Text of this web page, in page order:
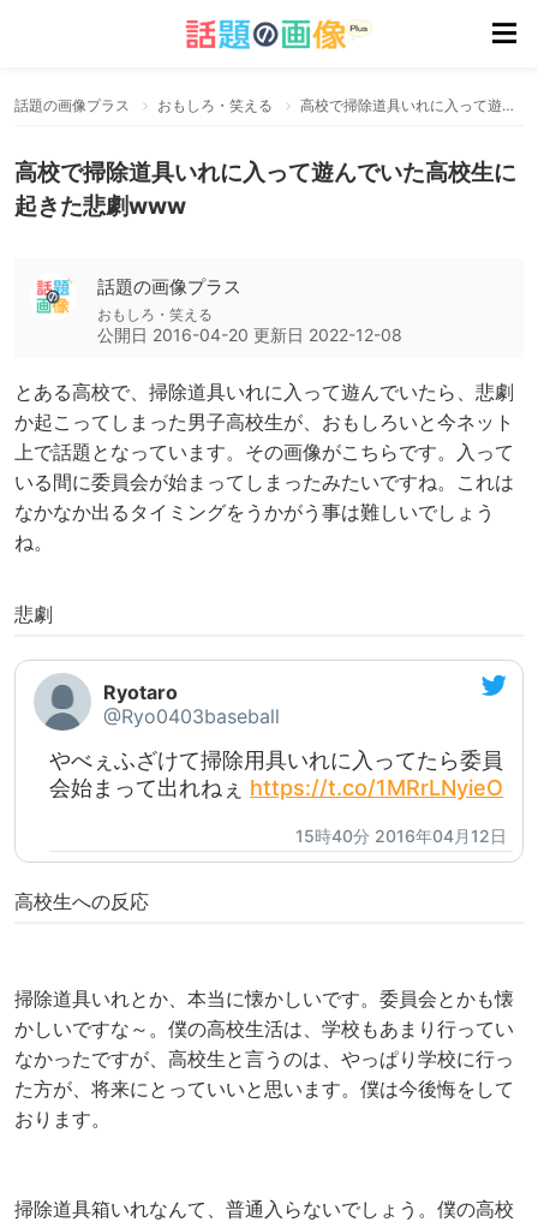
話題の画像プラス おもしろ・笑える 高校で掃除道具いれに入って遊んでいた高校生に起きた悲劇www
高校で掃除道具いれに入って遊んでいた高校生に
起きた悲劇www
話題の画像プラス
おもしろ・笑える
公開日 2016-04-20 更新日 2022-12-08
とある高校で、掃除道具いれに入って遊んでいたら、悲劇
か起こってしまった男子高校生が、おもしろいと今ネット
上で話題となっています。その画像がこちらです。入って
いる間に委員会が始まってしまったみたいですね。これは
なかなか出るタイミングをうかがう事は難しいでしょう
ね。
悲劇
Ryotaro
@Ryo0403baseball
やべぇふざけて掃除用具いれに入ってたら委員
会始まって出れねぇ https://t.co/1MRrLNyieO
15時40分 2016年04月12日
高校生への反応
掃除道具いれとか、本当に懐かしいです。委員会とかも懐
かしいですな～。僕の高校生活は、学校もあまり行ってい
なかったですが、高校生と言うのは、やっぱり学校に行っ
た方が、将来にとっていいと思います。僕は今後悔をして
おります。
掃除道具箱いれなんて、普通入らないでしょう。僕の高校